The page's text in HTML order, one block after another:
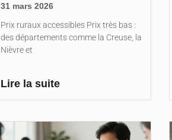
31 mars 2026
Prix ruraux accessibles Prix très bas :
des départements comme la Creuse, la
Nièvre et
Lire la suite